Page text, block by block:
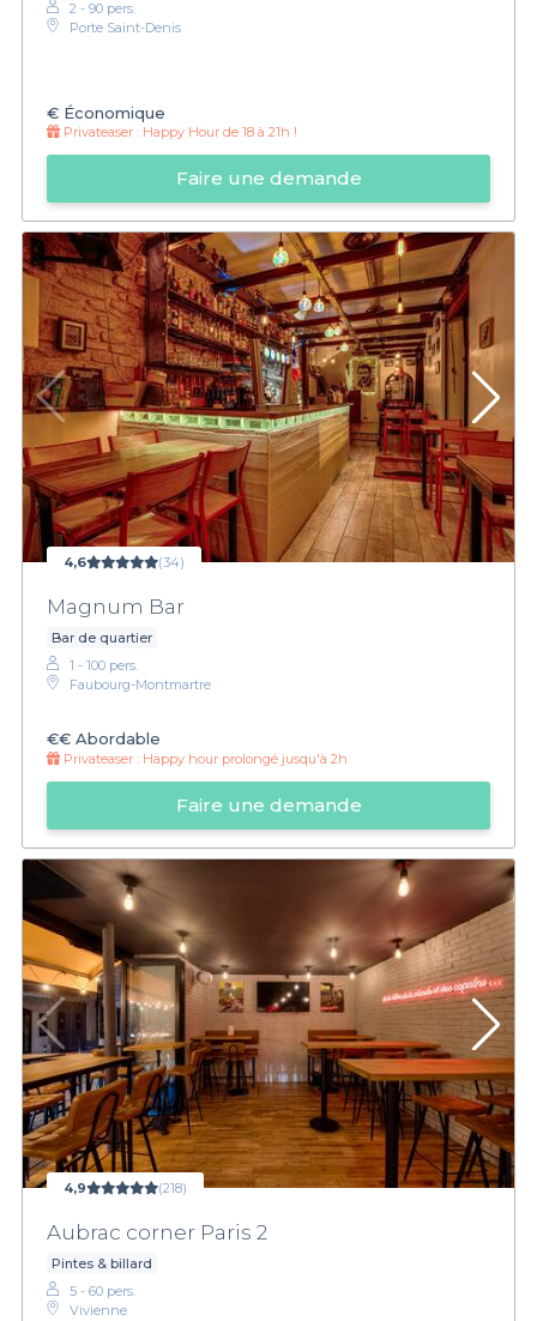
2 - 90 pers.
Porte Saint-Denis
€ Économique
Privateaser : Happy Hour de 18 à 21h !
Faire une demande
4,6 (34)
Magnum Bar
Bar de quartier
1 - 100 pers.
Faubourg-Montmartre
€€ Abordable
Privateaser : Happy hour prolongé jusqu'à 2h
Faire une demande
4,9 (218)
Aubrac corner Paris 2
Pintes & billard
5 - 60 pers.
Vivienne